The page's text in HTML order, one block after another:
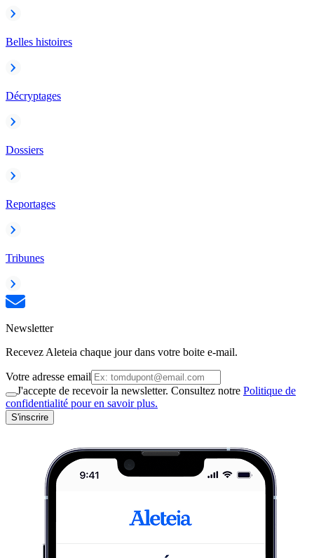
Belles histoires
Décryptages
Dossiers
Reportages
Tribunes
Newsletter
Recevez Aleteia chaque jour dans votre boite e-mail.
Votre adresse email
J'accepte de recevoir la newsletter. Consultez notre Politique de
confidentialité pour en savoir plus.
S'inscrire